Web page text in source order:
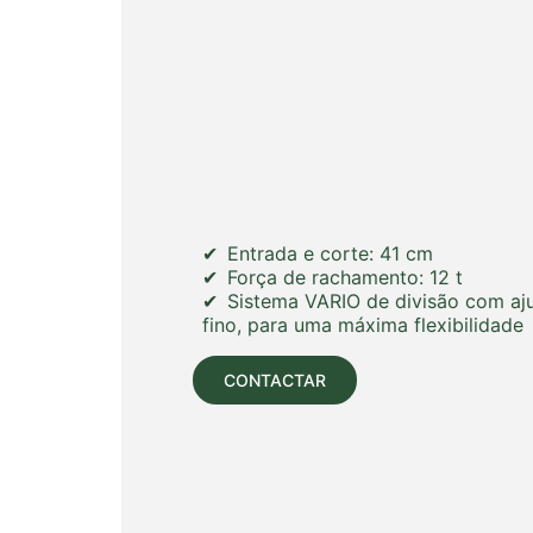
Entrada e corte: 41 cm
Força de rachamento: 12 t
Sistema VARIO de divisão com
fino, para uma máxima flexibilidade
CONTACTAR